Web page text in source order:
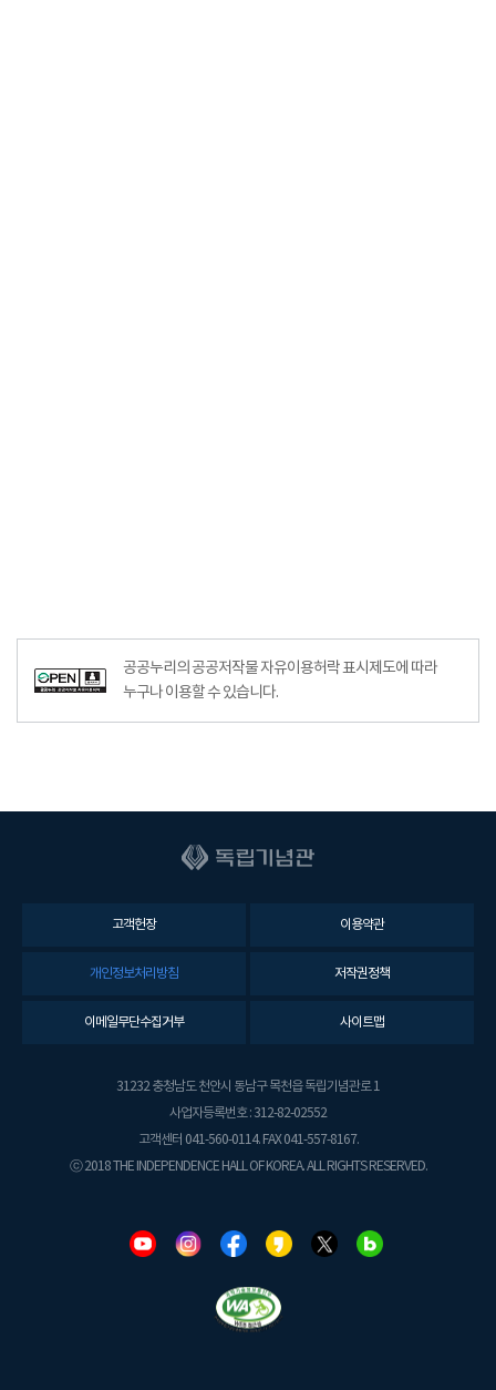
공공누리의 공공저작물 자유이용허락 표시제도에 따라
누구나 이용할 수 있습니다.
고객헌장 이용약관
개인정보처리방침 저작권정책
이메일무단수집거부 사이트맵
31232 충청남도 천안시 동남구 목천읍 독립기념관로 1
사업자등록번호 : 312-82-02552
고객센터 041-560-0114. FAX 041-557-8167.
ⓒ 2018 THE INDEPENDENCE HALL OF KOREA. ALL RIGHTS RESERVED.